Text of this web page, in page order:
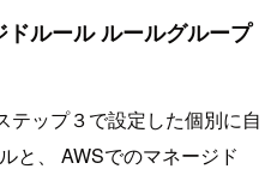
ルール ルールグループ
テップ３で設定した個別に自
と、 AWSでのマネージド